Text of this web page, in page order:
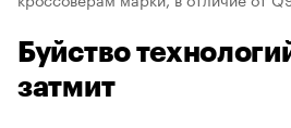
Буйство
затмит